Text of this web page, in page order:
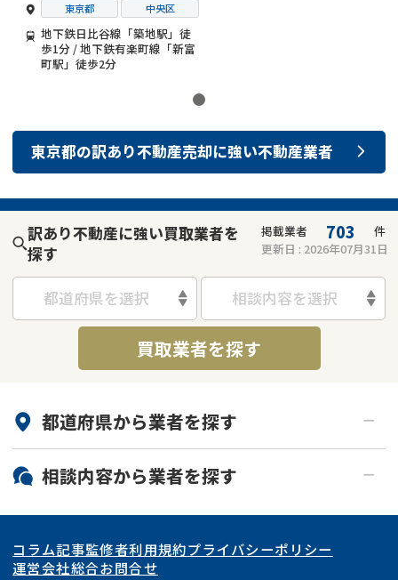
東京都 中央区
地下鉄日比谷線「築地駅」徒
歩1分 / 地下鉄有楽町線「新富
町駅」徒歩2分
東京都の訳あり不動産売却に強い不動産業者
訳あり不動産に強い買取業者を
探す
掲載業者 703
件
更新日 : 2026年07月31日
都道府県を選択 相談内容を選択
買取業者を探す
都道府県から業者を探す
北海道・東北
北海道 青森県
岩手県 宮城県
関東
東京都 神奈川県
東海
相談内容から業者を探す
再建築不可
底地
コラム記事監修者利用規約プライバシーポリシー
運営会社総合お問合せ